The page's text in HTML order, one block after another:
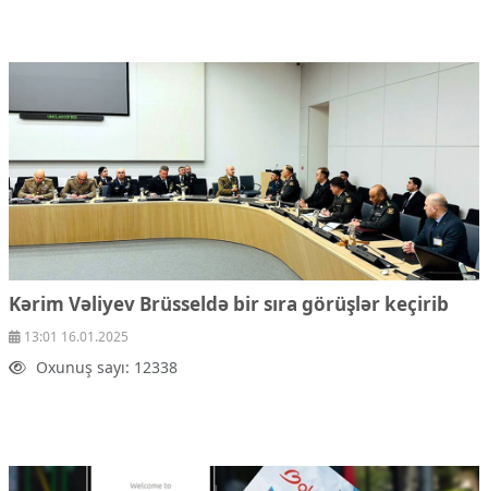
Kərim Vəliyev Brüsseldə bir sıra görüşlər keçirib
13:01 16.01.2025
Oxunuş sayı: 12338